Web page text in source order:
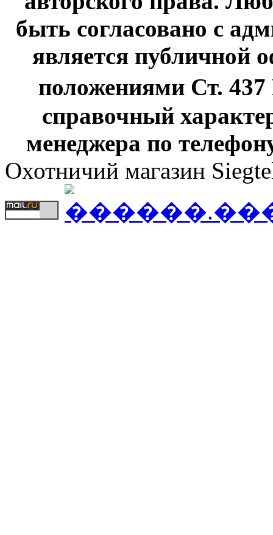
быть согласовано с
является публичной
положениями Ст.
справочный
менеджера по
Охотничий магазин